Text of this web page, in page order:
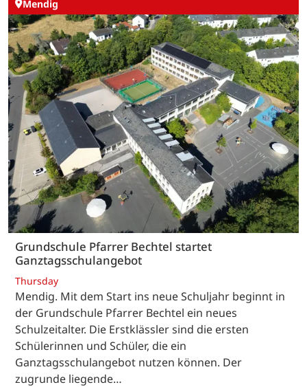
Mendig
Grundschule Pfarrer Bechtel startet
Ganztagsschulangebot
Thursday
Mendig. Mit dem Start ins neue Schuljahr beginnt in
der Grundschule Pfarrer Bechtel ein neues
Schulzeitalter. Die Erstklässler sind die ersten
Schülerinnen und Schüler, die ein
Ganztagsschulangebot nutzen können. Der
zugrunde liegende…